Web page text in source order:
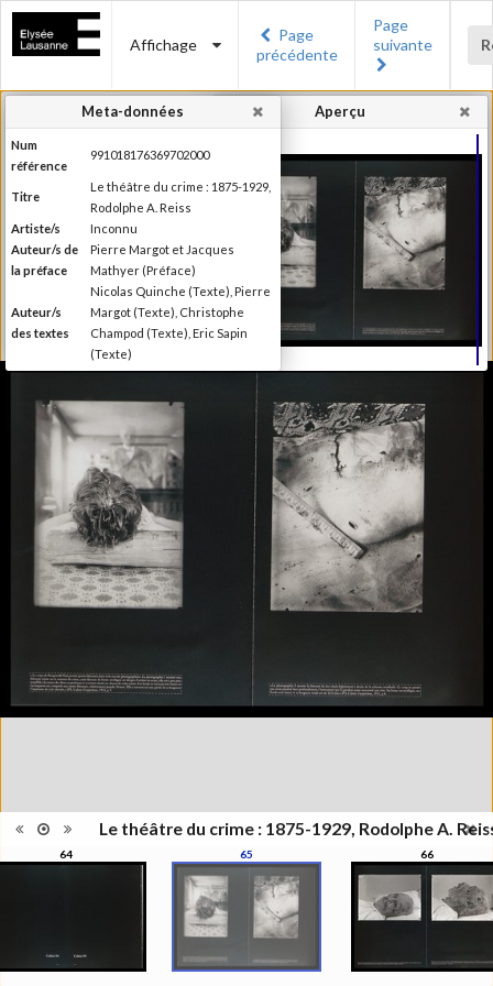
Affichage
Page
précédente
Page
suivante
Le théâtre du crime : 1875-1929, Rodolphe A.
64 65 66
Aperçu
Meta-données
Num
référence
991018176369702000
Titre
Le théâtre du crime : 1875-1929,
Rodolphe A. Reiss
Artiste/s
Inconnu
Auteur/s de
la préface
Pierre Margot et Jacques
Mathyer (Préface)
Auteur/s
des textes
Nicolas Quinche (Texte), Pierre
Margot (Texte), Christophe
Champod (Texte), Eric Sapin
(Texte)
Presses polytechniques et
d'édition
Lausanne
2009
Information
édition
Publié à l'occasion de
l'exposition : "Le théâtre du
crime - Photographies de
Rodolphe A. Reiss", Musée de
l'Elysée, Lausanne, 27 juin - 25
octobre 2009
Information
images
Noir & Blanc
ISBN/ISSN
ISBN 9782880748241